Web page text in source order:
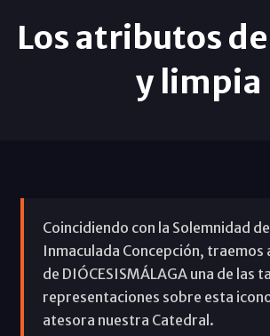
Los atributos
y limpia
Coincidiendo con la Solemnidad
Inmaculada Concepción, traemos
de DIÓCESISMÁLAGA una de las
representaciones sobre esta
atesora nuestra Catedral.